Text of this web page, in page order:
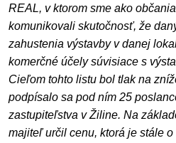
REAL, v ktorom sme ako
komunikovali skutočnosť, že
zahustenia výstavby v danej
komerčné účely súvisiace s
Cieľom tohto listu bol tlak na
podpísalo sa pod ním 25
zastupiteľstva v Žiline. Na
majiteľ určil cenu, ktorá je stále